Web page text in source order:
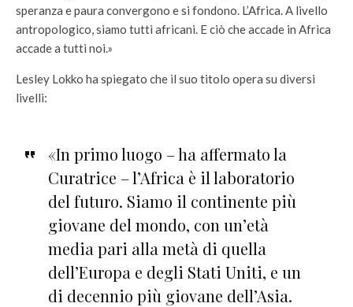
speranza e paura convergono e si fondono. L’Africa. A livello
antropologico, siamo tutti africani. E ciò che accade in Africa
accade a tutti noi.»
Lesley Lokko ha spiegato che il suo titolo opera su diversi
livelli:
«In primo luogo – ha affermato la
Curatrice – l’Africa è il laboratorio
del futuro. Siamo il continente più
giovane del mondo, con un’età
media pari alla metà di quella
dell’Europa e degli Stati Uniti, e un
di decennio più giovane dell’Asia.